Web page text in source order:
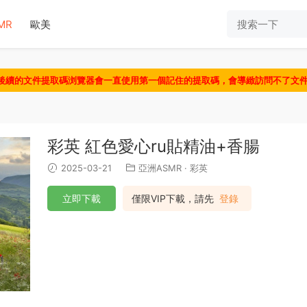
歐美
續的文件提取碼浏覽器會一直使用第一個記住的提取碼，會導緻訪問不了
彩英 紅色愛心ru貼精油+香腸
2025-03-21 亞洲ASMR · 彩英
僅限VIP下載，請先 登錄
立即下載